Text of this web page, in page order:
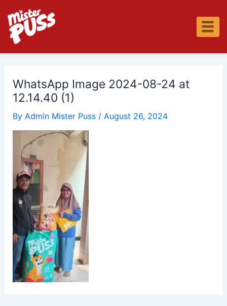
content
WhatsApp Image 2024-08-24 at
12.14.40 (1)
By Admin Mister Puss / August 26, 2024
navigation
e
a
h